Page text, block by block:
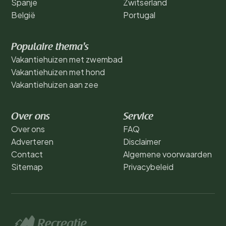
Spanje
België
Zwitserland
Portugal
Populaire thema's
Vakantiehuizen met zwembad
Vakantiehuizen met hond
Vakantiehuizen aan zee
Over ons
Over ons
Adverteren
Contact
Sitemap
Service
FAQ
Disclaimer
Algemene voorwaarden
Privacybeleid